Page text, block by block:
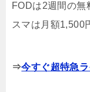
FODは2週間の無
スマは月額1,500
⇒今すぐ超特急